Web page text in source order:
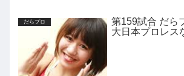
だらプロ
第159試合 だら
大日本プロレス